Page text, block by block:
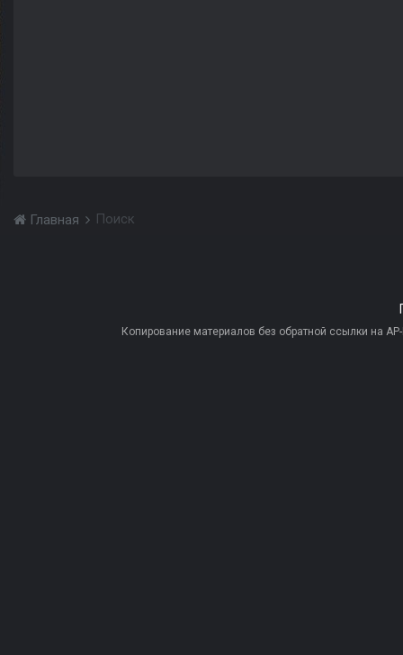
Главная Поиск
Копирование материалов без обратной ссылки на